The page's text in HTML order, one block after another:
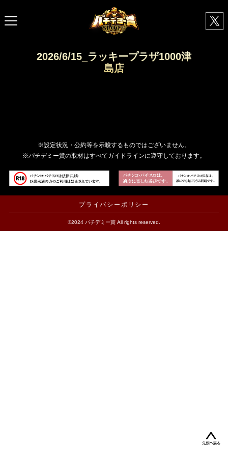
2026/6/15_ラッキープラザ1000津
島店
※設定状況・公約等を示唆するものではございません。
※パチデミー賞の取材はすべてガイドラインに遵守しております。
プライバシーポリシー
©2024 パチデミー賞 All rights reserved.